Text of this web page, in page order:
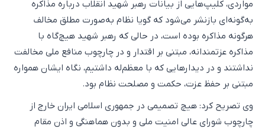
مواردی، کلیپ‌هایی از بیانات رهبر شهید انقلاب درباره مذاکره
به‌گونه‌ای بازنشر می‌شود که گویا نظام به‌صورت مطلق مخالف
هرگونه مذاکره بوده است، در حالی که رهبر شهید هیچ‌گاه با
مذاکره عزتمندانه، مبتنی بر اقتدار و در چارچوب منافع ملی مخالفت
نداشتند و در دیدارهایی که با معظم‌له داشتیم، نگاه ایشان همواره
مبتنی بر حفظ عزت، حکمت و مصلحت نظام بود.
وی تصریح کرد: هیچ تصمیمی در جمهوری اسلامی ایران خارج از
چارچوب شورای عالی امنیت ملی و بدون هماهنگی و اذن مقام